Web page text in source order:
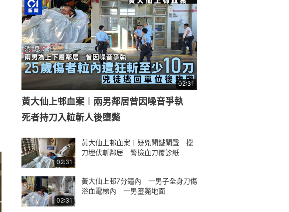
02:31
黃大仙上邨血案︱兩男鄰居曾因噪音爭執
死者持刀入𨋢斬人後墮斃
02:31
黃大仙上邨血案︱疑兇聞鐵閘聲 擸
刀埋伏斬鄰居 警檢血刀覆診紙
02:31
黃大仙上邨7分鐘內 一男子全身刀傷
浴血電梯內 一男墮斃地面